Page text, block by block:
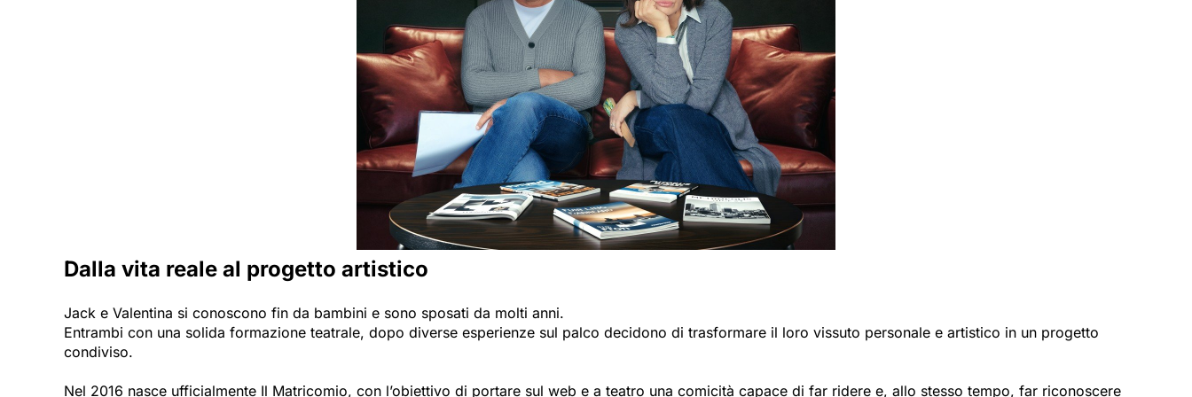
Dalla vita reale al progetto artistico
Jack e Valentina si conoscono fin da bambini e sono sposati da molti anni.
Entrambi con una solida formazione teatrale, dopo diverse esperienze sul palco decidono di trasformare il loro vissuto personale e artistico in un progetto
condiviso.
Nel 2016 nasce ufficialmente Il Matricomio, con l’obiettivo di portare sul web e a teatro una comicità capace di far ridere e, allo stesso tempo, far riconoscere